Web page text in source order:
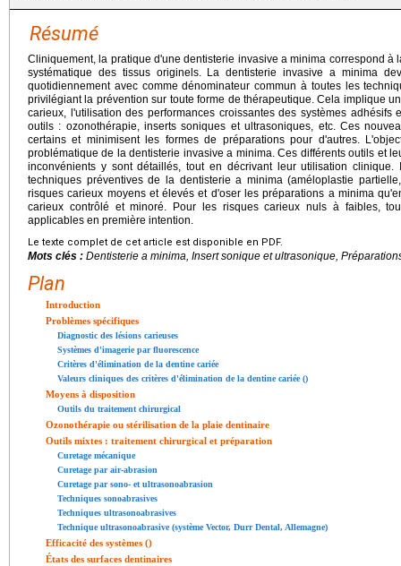
Résumé
Cliniquement, la pratique d'une dentisterie invasive a minima correspond à
systématique des tissus originels. La dentisterie invasive a minima
quotidiennement avec comme dénominateur commun à toutes les
privilégiant la prévention sur toute forme de thérapeutique. Cela implique
carieux, l'utilisation des performances croissantes des systèmes
outils : ozonothérapie, inserts soniques et ultrasoniques, etc. Ces
certains et minimisent les formes de préparations pour d'autres.
problématique de la dentisterie invasive a minima. Ces différents outils et
inconvénients y sont détaillés, tout en décrivant leur utilisation
techniques préventives de la dentisterie a minima (améloplastie
risques carieux moyens et élevés et d'oser les préparations a minima
carieux contrôlé et minoré. Pour les risques carieux nuls à faibles,
applicables en première intention.
Le texte complet de cet article est disponible en PDF.
Mots clés : Dentisterie a minima, Insert sonique et ultrasonique,
Plan
Introduction
Problèmes spécifiques
Diagnostic des lésions carieuses
Systèmes d'imagerie par fluorescence
Critères d'élimination de la dentine cariée
Valeurs cliniques des critères d'élimination de la dentine cariée ()
Moyens à disposition
Outils du traitement chirurgical
Ozonothérapie ou stérilisation de la plaie dentinaire
Outils mixtes : traitement chirurgical et préparation
Curetage mécanique
Curetage par air-abrasion
Curetage par sono- et ultrasonoabrasion
Techniques sonoabrasives
Techniques ultrasonoabrasives
Technique ultrasonoabrasive (système Vector, Durr Dental, Allemagne)
Efficacité des systèmes ()
États des surfaces dentinaires